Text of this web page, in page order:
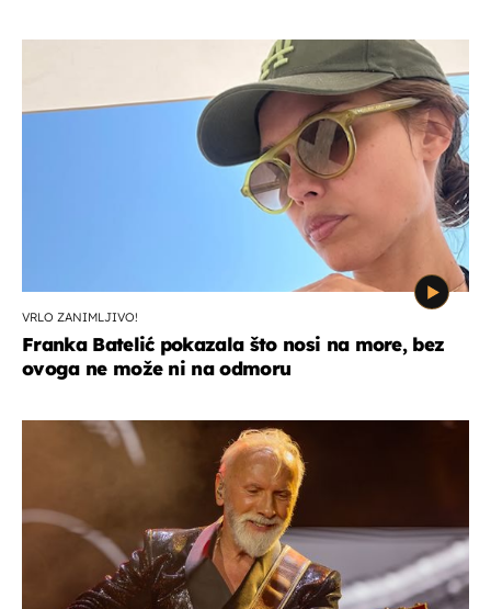
VRLO ZANIMLJIVO!
Franka Batelić pokazala što nosi na more, bez
ovoga ne može ni na odmoru